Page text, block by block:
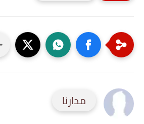
مدارنا